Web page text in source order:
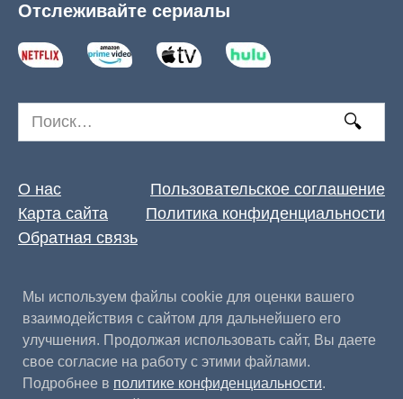
Отслеживайте сериалы
Search
for:
О нас
Пользовательское соглашение
Карта сайта
Политика конфиденциальности
Обратная связь
Мы используем файлы cookie для оценки вашего
взаимодействия с сайтом для дальнейшего его
улучшения. Продолжая использовать сайт, Вы даете
свое согласие на работу с этими файлами.
Подробнее в политике конфиденциальности.